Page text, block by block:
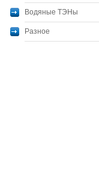
Водяные ТЭНы
Разное